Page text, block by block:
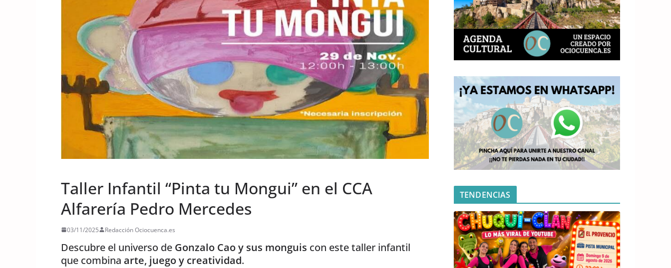
Taller Infantil “Pinta tu Mongui” en el CCA
Alfarería Pedro Mercedes
03/11/2025 Redacción Ociocuenca.es
Descubre el universo de Gonzalo Cao y sus monguis con este taller infantil
que combina arte, juego y creatividad.
TENDENCIAS